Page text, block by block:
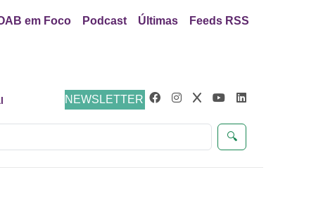
em Foco Podcast Últimas Feeds RSS
NEWSLETTER
🔍